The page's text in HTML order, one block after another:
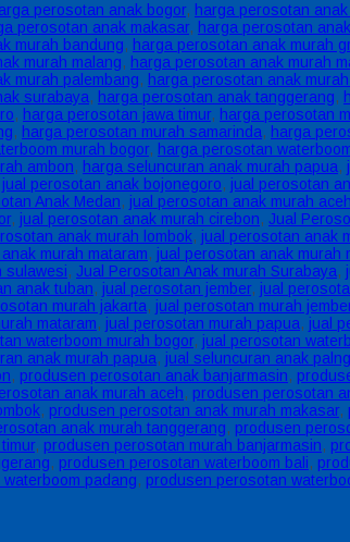
perosotan anak bogor, harga perosotan
perosotan anak makasar, harga perosotan
murah bandung, harga perosotan anak murah
murah malang, harga perosotan anak murah
murah palembang, harga perosotan anak
surabaya, harga perosotan anak tanggerang,
, harga perosotan jawa timur, harga perosotan
, harga perosotan murah samarinda, harga
murah bogor, harga perosotan
ambon, harga seluncuran anak murah papua,
jual perosotan anak bojonegoro, jual perosotan
Anak Medan, jual perosotan anak murah aceh
, jual perosotan anak murah cirebon, Jual
anak murah lombok, jual perosotan anak
murah mataram, jual perosotan anak murah
sulawesi, Jual Perosotan Anak murah Surabaya,
anak tuban, jual perosotan jember, jual
murah jakarta, jual perosotan murah
mataram, jual perosotan murah papua, jual
waterboom murah bogor, jual perosotan
anak murah papua, jual seluncuran anak
, produsen perosotan anak banjarmasin,
anak murah aceh, produsen perosotan
, produsen perosotan anak murah makasar,
anak murah tanggerang, produsen
, produsen perosotan murah banjarmasin,
, produsen perosotan waterboom bali,
padang, produsen perosotan